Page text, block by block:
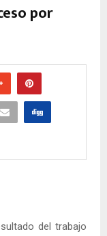
por
del trabajo